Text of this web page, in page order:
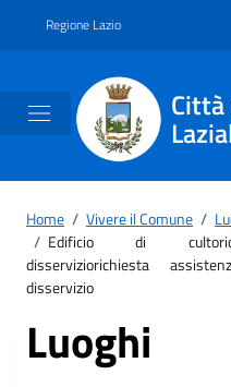
Regione Lazio
Città
Home / Vivere il Comune /
/ Edificio di
disserviziorichiesta
disservizio
Luoghi